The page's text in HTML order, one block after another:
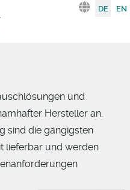
Sprache
DE EN
und
Hersteller an.
sind die gängigsten
lieferbar und werden